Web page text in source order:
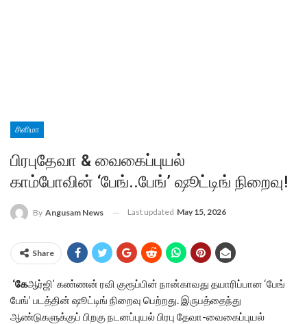
சினிமா
பிரபுதேவா & வைகைப்புயல்
காம்போவின் ‘பேங்..பேங்’ ஷூட்டிங் நிறைவு!
By Angusam News Last updated May 15, 2026
Share
‘கேஆர்ஜி’ கண்ணன் ரவி குரூப்பின் நான்காவது தயாரிப்பான ‘பேங்
பேங்’ படத்தின் ஷூட்டிங் நிறைவு பெற்றது. இருபத்தைந்து
ஆண்டுகளுக்குப் பிறகு நடனப்புயல் பிரபு தேவா-வைகைப்புயல்